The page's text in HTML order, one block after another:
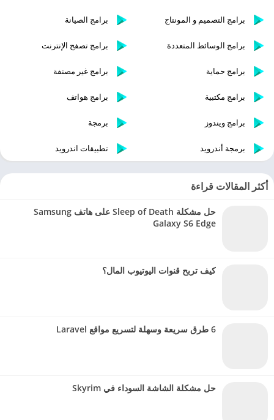
برامج التصميم و المونتاج برامج الصيانة
برامج الوسائط المتعددة برامج تصفح الإنترنت
برامج حماية برامج غير مصنفة
برامج مكتبية برامج هواتف
برامج ويندوز برمجة
برمجة أندرويد تطبيقات اندرويد
أكثر المقالات قراءة
حل مشكلة Sleep of Death على هاتف Samsung
Galaxy S6 Edge
كيف تربح قنوات اليوتيوب المال؟
6 طرق سريعة وسهلة لتسريع مواقع Laravel
حل مشكلة الشاشة السوداء في Skyrim